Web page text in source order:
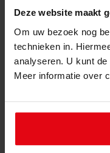
Deze website maakt
Om uw bezoek nog
technieken in.
analyseren. U kunt
Meer informatie over